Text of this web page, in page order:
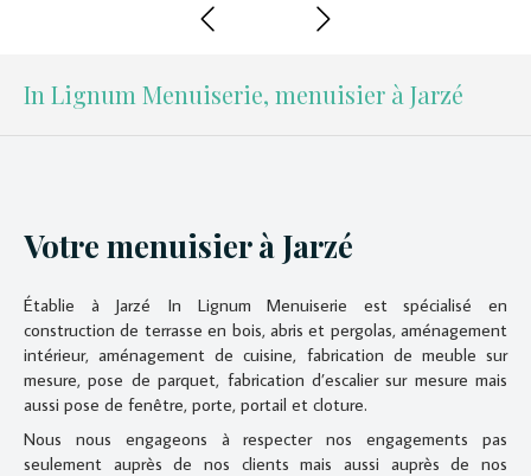
Slide précédentSlide suivant
In Lignum Menuiserie, menuisier à Jarzé
Votre menuisier à Jarzé
Établie à Jarzé In Lignum Menuiserie est spécialisé en
construction de terrasse en bois, abris et pergolas, aménagement
intérieur, aménagement de cuisine, fabrication de meuble sur
mesure, pose de parquet, fabrication d’escalier sur mesure mais
aussi pose de fenêtre, porte, portail et cloture.
Nous nous engageons à respecter nos engagements pas
seulement auprès de nos clients mais aussi auprès de nos